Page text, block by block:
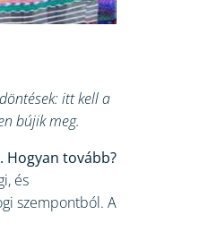
itt kell a
bújik meg.
Hogyan tovább?
és
szempontból. A